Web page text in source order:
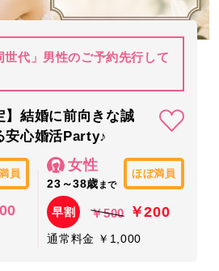
世代」男性のご予約先行して
】結婚に前向きな誠
安心婚活Party♪
員
女性
23～38歳 まで
ほぼ満員
早割 ￥500 ￥200
通常料金 ￥1,000